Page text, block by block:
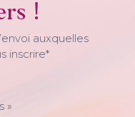
!
auxquelles
inscrire*
»